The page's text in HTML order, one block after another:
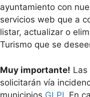
ayuntamiento con
servicios web que a
listar, actualizar o
Turismo que se
Muy importante! Las
solicitarán vía
municipios GLPI .En